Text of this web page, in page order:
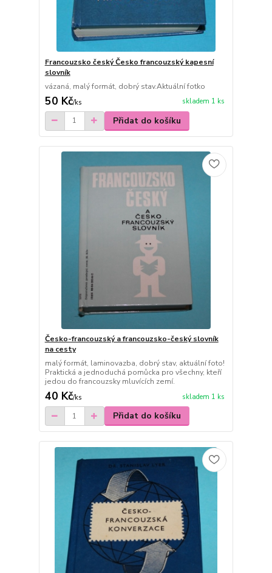
Francouzsko český Česko francouzský kapesní
slovník
vázaná, malý formát, dobrý stav.Aktuální fotko
50 Kč/ks skladem 1 ks
Přidat do košíku
Česko-francouzský a francouzsko-český slovník
na cesty
malý formát, laminovazba, dobrý stav, aktuální foto!
Praktická a jednoduchá pomůcka pro všechny, kteří
jedou do francouzsky mluvících zemí.
40 Kč/ks skladem 1 ks
Přidat do košíku